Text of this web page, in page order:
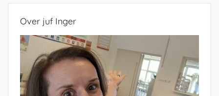
Over juf Inger